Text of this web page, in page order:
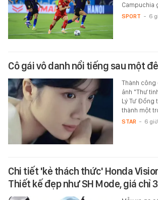
Campuchia
SPORT - 6
Cô gái vô danh nổi tiếng sau một
Thành công
ảnh "Thư
Lý Tư Đồng
thành một
STAR - 6
Chi tiết 'kẻ thách thức' Honda
Thiết kế đẹp như SH Mode, giá chỉ